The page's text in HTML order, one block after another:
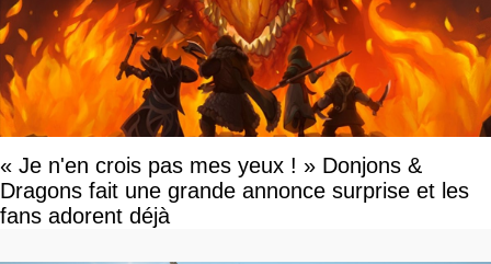
« Je n'en crois pas mes yeux ! » Donjons &
Dragons fait une grande annonce surprise et les
fans adorent déjà